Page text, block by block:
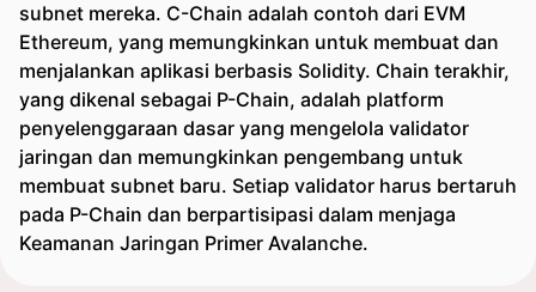
subnet mereka. C-Chain adalah contoh dari EVM
Ethereum, yang memungkinkan untuk membuat dan
menjalankan aplikasi berbasis Solidity. Chain terakhir,
yang dikenal sebagai P-Chain, adalah platform
penyelenggaraan dasar yang mengelola validator
jaringan dan memungkinkan pengembang untuk
membuat subnet baru. Setiap validator harus bertaruh
pada P-Chain dan berpartisipasi dalam menjaga
Keamanan Jaringan Primer Avalanche.